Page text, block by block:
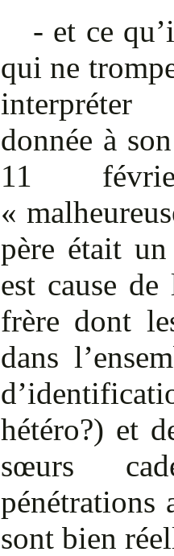
- et ce
qui ne
donnée à
11
«
père était
est cause de
frère dont
dans
hétéro?) et
sœurs
pénétrations
sont bien